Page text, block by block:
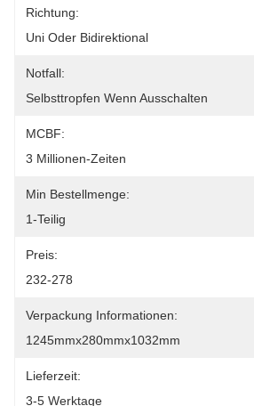
Richtung:
Uni Oder Bidirektional
Notfall:
Selbsttropfen Wenn Ausschalten
MCBF:
3 Millionen-Zeiten
Min Bestellmenge:
1-Teilig
Preis:
232-278
Verpackung Informationen:
1245mmx280mmx1032mm
Lieferzeit:
3-5 Werktage